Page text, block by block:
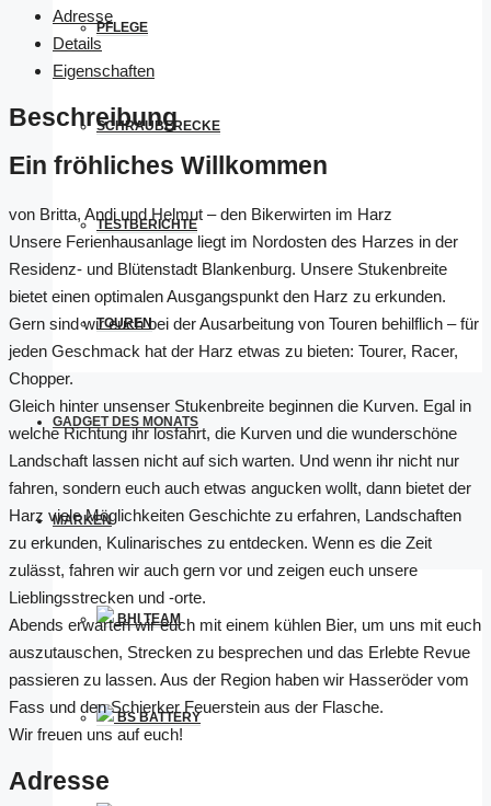
PFLEGE
SCHRAUBERECKE
TESTBERICHTE
TOUREN
GADGET DES MONATS
MARKEN
BHI TEAM
BS BATTERY
Adresse
Details
Eigenschaften
Beschreibung
Ein fröhliches Willkommen
von Britta, Andi und Helmut – den Bikerwirten im Harz
Unsere Ferienhausanlage liegt im Nordosten des Harzes in der
Residenz- und Blütenstadt Blankenburg. Unsere Stukenbreite
bietet einen optimalen Ausgangspunkt den Harz zu erkunden.
Gern sind wir euch bei der Ausarbeitung von Touren behilflich – für
jeden Geschmack hat der Harz etwas zu bieten: Tourer, Racer,
Chopper.
Gleich hinter unsenser Stukenbreite beginnen die Kurven. Egal in
welche Richtung ihr losfahrt, die Kurven und die wunderschöne
Landschaft lassen nicht auf sich warten. Und wenn ihr nicht nur
fahren, sondern euch auch etwas angucken wollt, dann bietet der
Harz viele Möglichkeiten Geschichte zu erfahren, Landschaften
zu erkunden, Kulinarisches zu entdecken. Wenn es die Zeit
zulässt, fahren wir auch gern vor und zeigen euch unsere
Lieblingsstrecken und -orte.
Abends erwarten wir euch mit einem kühlen Bier, um uns mit euch
auszutauschen, Strecken zu besprechen und das Erlebte Revue
passieren zu lassen. Aus der Region haben wir Hasseröder vom
Fass und den Schierker Feuerstein aus der Flasche.
Wir freuen uns auf euch!
Adresse